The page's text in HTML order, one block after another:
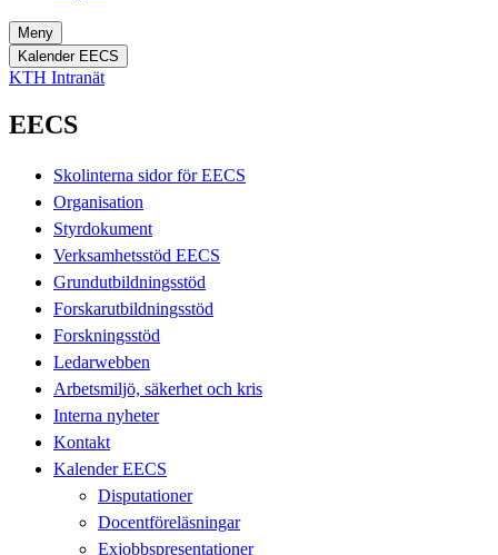
Meny
Kalender EECS
KTH Intranät
EECS
Skolinterna sidor för EECS
Organisation
Styrdokument
Verksamhetsstöd EECS
Grundutbildningsstöd
Forskarutbildningsstöd
Forskningsstöd
Ledarwebben
Arbetsmiljö, säkerhet och kris
Interna nyheter
Kontakt
Kalender EECS
Disputationer
Docentföreläsningar
Exjobbspresentationer